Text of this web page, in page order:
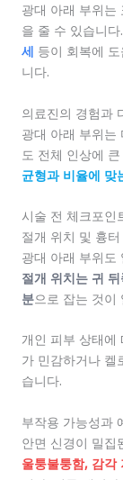
광대 아래 부위는
을 줄 수 있습니
세 등이 회복에
니다.
의료진의 경험과
광대 아래 부위는
도 전체 인상에
균형과 비율에 맞
시술 전 체크포인
절개 위치 및 흉터
광대 아래 부위도
절개 위치는 귀
분으로 잡는 것이
개인 피부 상태에
가 민감하거나 켈
습니다.
부작용 가능성과
안면 신경이 밀집
울퉁불퉁함, 감각